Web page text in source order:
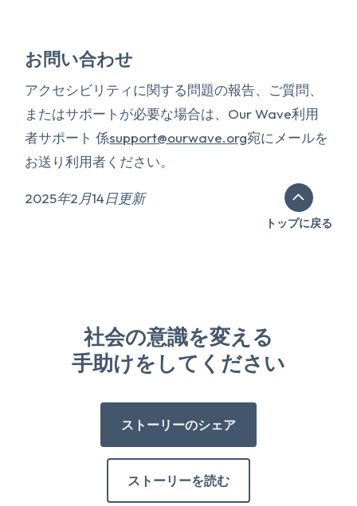
お問い合わせ
アクセシビリティに関する問題の報告、ご質問、
またはサポートが必要な場合は、Our Wave利用
者サポート 係support@ourwave.org宛にメールを
お送り利用者ください。
2025年2月14日更新
トップに戻る
社会の意識を変える
手助けをしてください
ストーリーのシェア
ストーリーを読む